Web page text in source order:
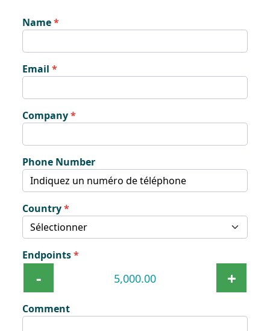
Name
Email
Company
Phone Number
Country
Endpoints
- +
Comment